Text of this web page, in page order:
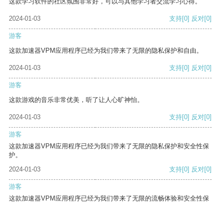
2024-01-03 支持[0] 反对[0]
游客
这款加速器VPM应用程序已经为我们带来了无限的隐私保护和自由。
2024-01-03 支持[0] 反对[0]
游客
这款游戏的音乐非常优美，听了让人心旷神怡。
2024-01-03 支持[0] 反对[0]
游客
这款加速器VPM应用程序已经为我们带来了无限的隐私保护和安全性保
护。
2024-01-03
支持[0] 反对[0]
游客
这款加速器VPM应用程序已经为我们带来了无限的流畅体验和安全性保